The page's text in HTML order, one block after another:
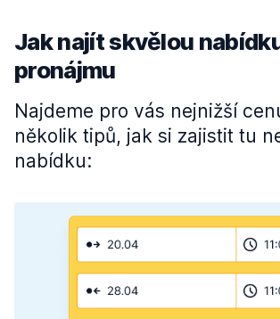
Jak najít skvělou
pronájmu
Najdeme pro vás nejnižší
několik tipů, jak si zajistit tu
nabídku: